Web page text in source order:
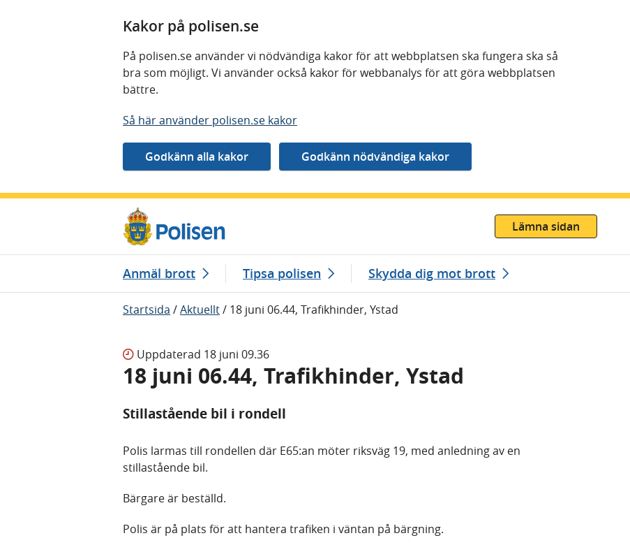
Kakor på polisen.se
På polisen.se använder vi nödvändiga kakor för att webbplatsen ska fungera ska så
bra som möjligt. Vi använder också kakor för webbanalys för att göra webbplatsen
bättre.
Så här använder polisen.se kakor
Lämna sidan
Anmäl brott Tipsa polisen Skydda dig mot brott
Startsida /Aktuellt/ 18 juni 06.44, Trafikhinder, Ystad
Uppdaterad 18 juni 09.36
18 juni 06.44, Trafikhinder, Ystad
Stillastående bil i rondell
Polis larmas till rondellen där E65:an möter riksväg 19, med anledning av en
stillastående bil.
Bärgare är beställd.
Polis är på plats för att hantera trafiken i väntan på bärgning.